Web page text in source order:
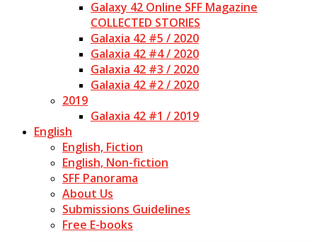
Galaxy 42 Online SFF Magazine
COLLECTED STORIES
Galaxia 42 #5 / 2020
Galaxia 42 #4 / 2020
Galaxia 42 #3 / 2020
Galaxia 42 #2 / 2020
2019
Galaxia 42 #1 / 2019
English
English, Fiction
English, Non-fiction
SFF Panorama
About Us
Submissions Guidelines
Free E-books